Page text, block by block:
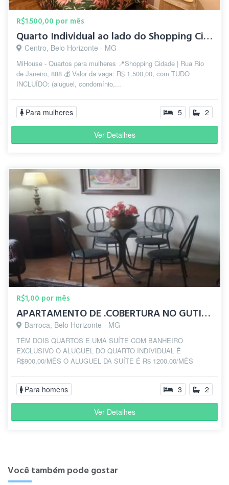
R$1.500,00 por mês
Quarto Individual ao lado do Shopping Cidade | Centro-Sul/BH
Centro, Belo Horizonte - MG
MiHouse - Quartos para mulheres 📍Shopping Cidade | Rua Rio
de Janeiro, 888 💰 Valor da vaga: R$ 1.500,00, com TUDO
INCLUÍDO: (aluguel, condomínio,...
Para mulheres 5 2
Ver Detalhes
R$1,00 por mês
APARTAMENTO DE .COBERTURA NO GUTIERREZ EM BH
Barroca, Belo Horizonte - MG
TÊM DOIS QUARTOS E UMA SUÍTE COM BANHEIRO
EXCLUSIVO O ALUGUEL DO QUARTO INDIVIDUAL É
R$900,00/MÊS O ALUGUEL DA SUÍTE É R$ 1200,00/MÊS
Para homens 3 2
Ver Detalhes
Você também pode gostar